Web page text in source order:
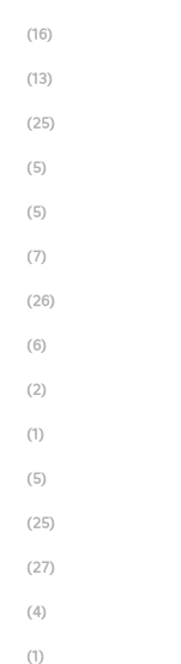
(16)
(13)
(25)
(5)
(5)
(7)
(26)
(6)
(2)
(1)
(5)
(25)
(27)
(4)
(1)